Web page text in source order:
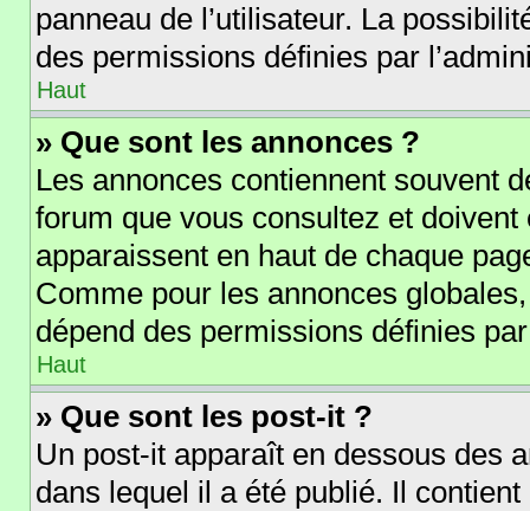
panneau de l’utilisateur. La
des permissions définies par
Haut
» Que sont les annonces ?
Les annonces contiennent souvent
forum que vous consultez et
apparaissent en haut de chaque
Comme pour les annonces
dépend des permissions définies
Haut
» Que sont les post-it ?
Un post-it apparaît en dessous des
dans lequel il a été publié. Il